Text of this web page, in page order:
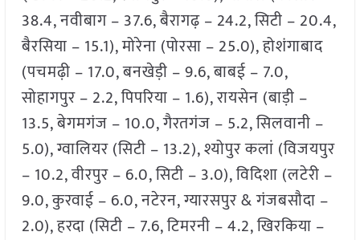
38.4, नवीबाग – 37.6, बैरागढ़ – 24.2, सिटी – 20.4,
बैरसिया – 15.1), मोरेना (पोरसा – 25.0), होशंगाबाद
(पचमढ़ी – 17.0, बनखेड़ी – 9.6, बाबई – 7.0,
सोहागपुर – 2.2, पिपरिया – 1.6), रायसेन (बाड़ी –
13.5, बेगमगंज – 10.0, गैरतगंज – 5.2, सिलवानी –
5.0), ग्वालियर (सिटी – 13.2), श्योपुर कलां (विजयपुर
– 10.2, वीरपुर – 6.0, सिटी – 3.0), विदिशा (लटेरी –
9.0, कुरवाई – 6.0, नटेरन, ग्यारसपुर & गंजबसौदा –
2.0), हरदा (सिटी – 7.6, टिमरनी – 4.2, खिरकिया –